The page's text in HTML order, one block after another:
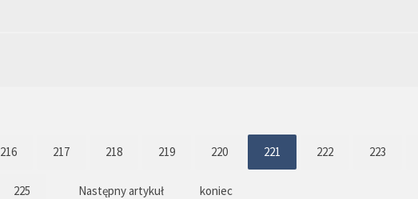
216 217 218 219 220 221 222 223
225 Następny artykuł koniec